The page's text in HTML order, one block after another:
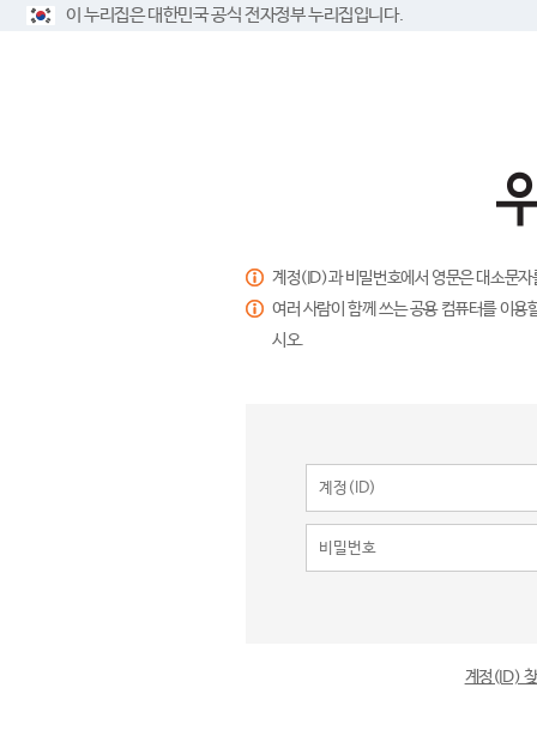
이 누리집은 대한민국 공식 전자정부 누리집입니다.
계정(ID)과 비밀번호에서 영문은 대소문
여러 사람이 함께 쓰는 공용 컴퓨터를 이
시오.
계정(ID)